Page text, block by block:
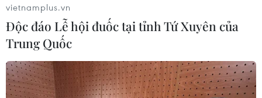
vietnamplus.vn
Độc đáo Lễ hội đuốc tại tỉnh Tứ Xuyên của
Trung Quốc